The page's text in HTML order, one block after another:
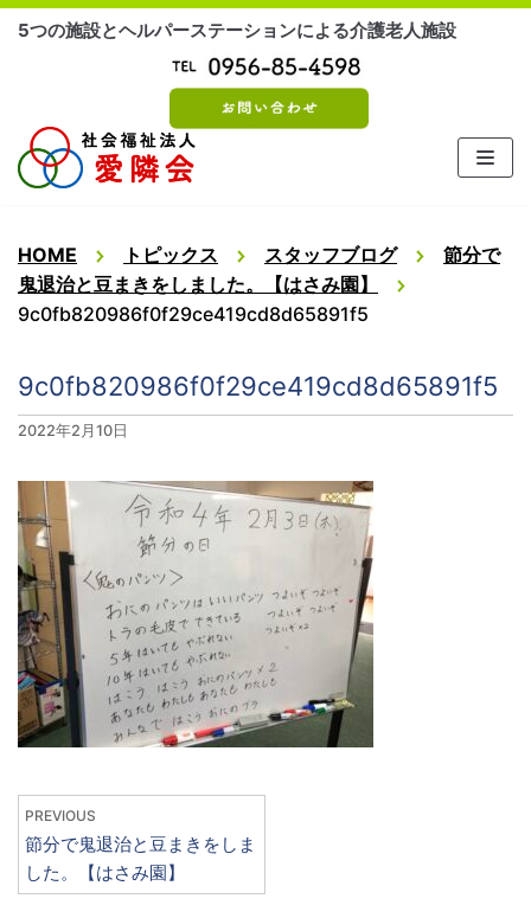
コ
ツ
に
ス
ッ
プ
5つの施設とヘルパーステーションによる介護老人施設
HOME トピックス スタッフブログ
節分で
鬼退治と豆まきをしました。【はさみ園】
9c0fb820986f0f29ce419cd8d65891f5
9c0fb820986f0f29ce419cd8d65891f5
2022年2月10日
PREVIOUS
節分で鬼退治と豆まきをしま
した。【はさみ園】